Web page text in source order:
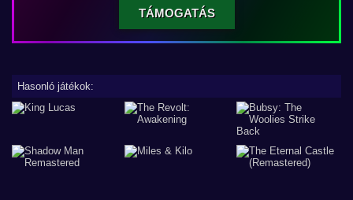
TÁMOGATÁS
Hasonló játékok: